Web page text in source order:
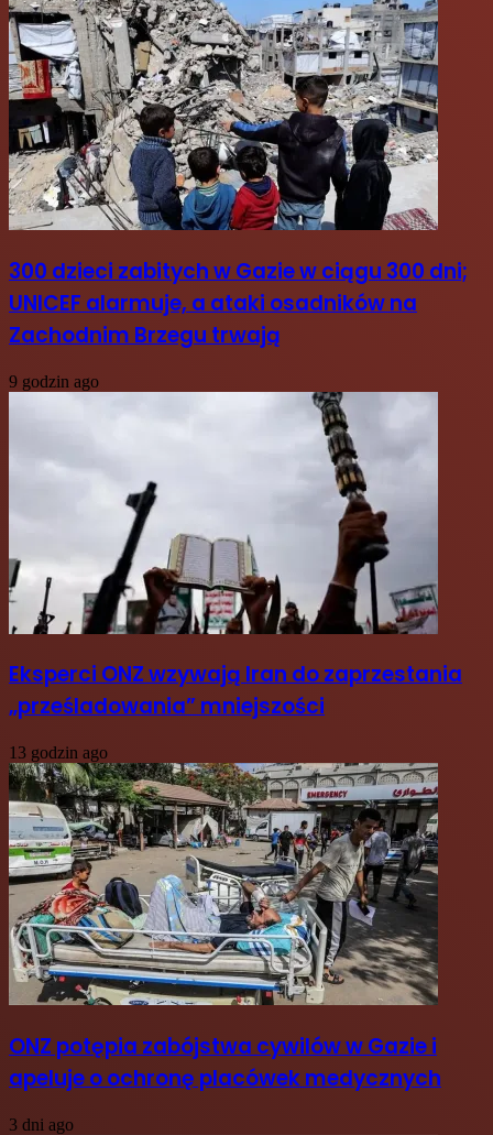
300 dzieci zabitych w Gazie w ciągu 300 dni;
UNICEF alarmuje, a ataki osadników na
Zachodnim Brzegu trwają
9 godzin ago
Eksperci ONZ wzywają Iran do zaprzestania
„prześladowania” mniejszości
13 godzin ago
ONZ potępia zabójstwa cywilów w Gazie i
apeluje o ochronę placówek medycznych
3 dni ago